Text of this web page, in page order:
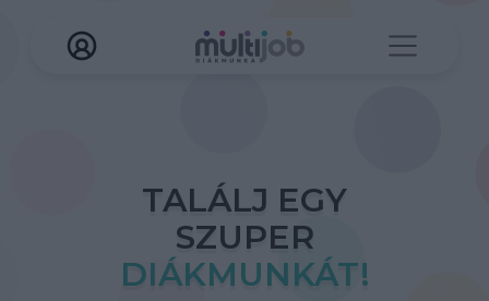
TALÁLJ EGY
SZUPER
DIÁKMUNKÁT!